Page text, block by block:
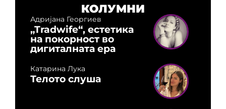
КОЛУМНИ
Адријана Георгиев
„Tradwife“, естетика
на покорност во
дигиталната ера
Катарина Лука
Телото слуша